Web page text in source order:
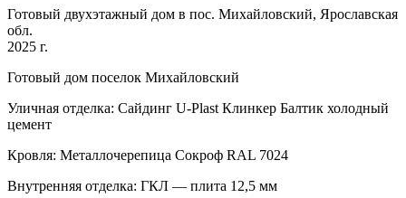
Готовый двухэтажный дом в пос. Михайловский, Ярославская
обл.
2025 г.
Готовый дом поселок Михайловский
Уличная отделка: Сайдинг U-Plast Клинкер Балтик холодный
цемент
Кровля: Металлочерепица Сокроф RAL 7024
Внутренняя отделка: ГКЛ — плита 12,5 мм